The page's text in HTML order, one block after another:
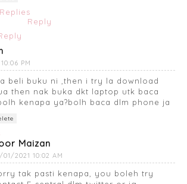
Replies
Reply
PM
beli buku ni ,then i try la download
then nak buka dkt laptop utk baca
kenapa ya?bolh baca dlm phone ja
Maizan
01/2021 10:02 AM
tak pasti kenapa, you boleh try